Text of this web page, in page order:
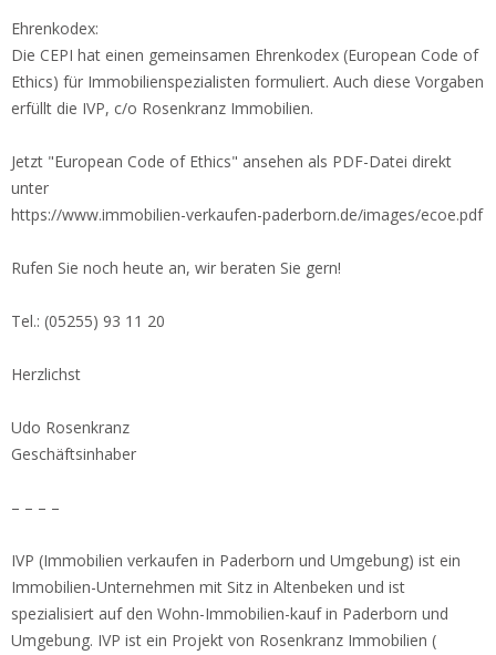
Ehrenkodex:
Die CEPI hat einen gemeinsamen Ehrenkodex (European Code of
Ethics) für Immobilienspezialisten formuliert. Auch diese Vorgaben
erfüllt die IVP, c/o Rosenkranz Immobilien.
Jetzt "European Code of Ethics" ansehen als PDF-Datei direkt
unter
https://www.immobilien-verkaufen-paderborn.de/images/ecoe.pdf
Rufen Sie noch heute an, wir beraten Sie gern!
Tel.: (05255) 93 11 20
Herzlichst
Udo Rosenkranz
Geschäftsinhaber
– – – –
IVP (Immobilien verkaufen in Paderborn und Umgebung) ist ein
Immobilien-Unternehmen mit Sitz in Altenbeken und ist
spezialisiert auf den Wohn-Immobilien-kauf in Paderborn und
Umgebung. IVP ist ein Projekt von Rosenkranz Immobilien (